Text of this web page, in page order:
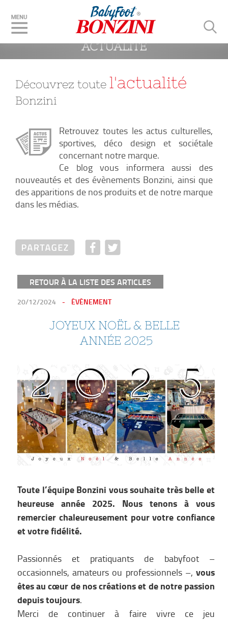
ACTUALITÉ
Découvrez toute l'actualité
Bonzini
Retrouvez toutes les actus culturelles,
sportives, déco design et sociétale
concernant notre marque.
Ce blog vous informera aussi des
nouveautés et des évènements Bonzini, ainsi que
des apparitions de nos produits et de notre marque
dans les médias.
RETOUR À LA LISTE DES ARTICLES
PUBLIÉ
20/12/2024 ÉVÉNEMENT
JOYEUX NOËL & BELLE
ANNÉE 2025
Toute l’équipe Bonzini vous souhaite très belle et
heureuse année 2025. Nous tenons à vous
remercier chaleureusement pour votre confiance
et votre fidélité.
Passionnés et pratiquants de babyfoot –
occasionnels, amateurs ou professionnels –, vous
êtes au cœur de nos créations et de notre passion
depuis toujours.
Merci de continuer à faire vivre ce jeu